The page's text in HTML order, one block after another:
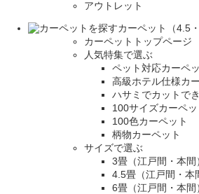
アウトレット
カーペット（4.5
カーペットトップページ
人気特集で選ぶ
ペット対応カーペ
高級ホテル仕様カ
ハサミでカットで
100サイズカーペッ
100色カーペット
柄物カーペット
サイズで選ぶ
3畳（江戸間・本間
4.5畳（江戸間・本
6畳（江戸間・本間